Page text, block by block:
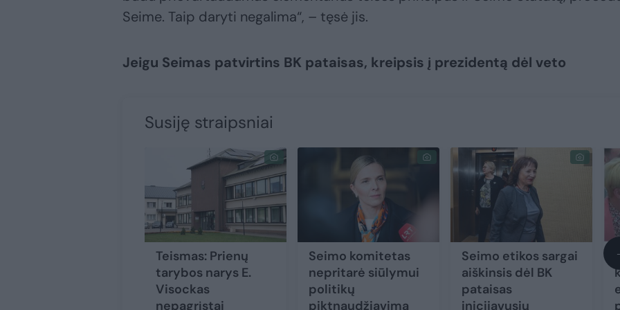
Seime. Taip daryti negalima“, – tęsė jis.
Jeigu Seimas patvirtins BK pataisas, kreipsis į prezidentą dėl veto
Susiję straipsniai
Teismas: Prienų
tarybos narys E.
Visockas
nepagrįstai
Seimo komitetas
nepritarė siūlymui
politikų
piktnaudžiavimą
Seimo etikos sargai
aiškinsis dėl BK
pataisas
inicijavusių